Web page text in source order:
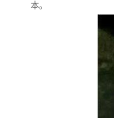
本。